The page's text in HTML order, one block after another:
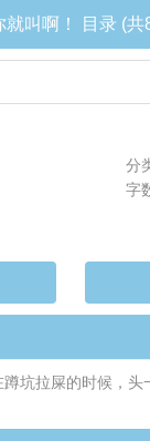
就叫啊！ 目录 (共
分
字
坑拉屎的时候